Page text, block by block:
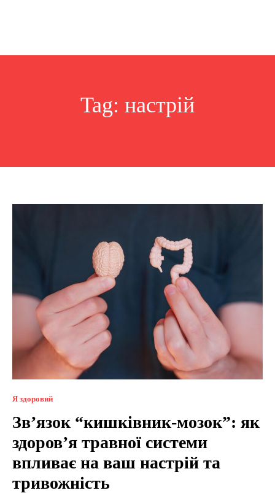
Tag: настрій
Я здоровий
Зв’язок “кишківник-мозок”: як
здоров’я травної системи
впливає на ваш настрій та
тривожність